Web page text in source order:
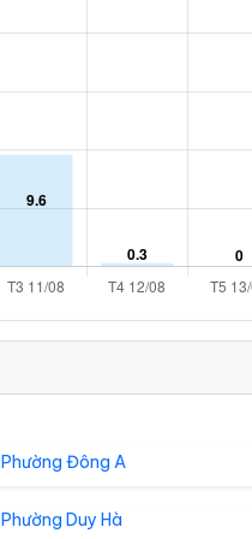
Phường Đông A
Phường Duy Hà